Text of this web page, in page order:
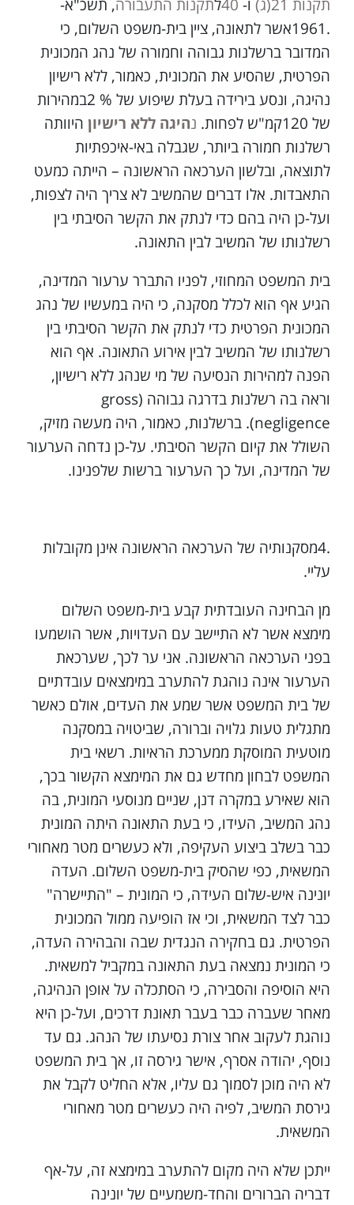
תקנות 21(ג) ו- 40לתקנות התעבורה, תשכ"א-
.1961אשר לתאונה, ציין בית-משפט השלום, כי
המדובר ברשלנות גבוהה וחמורה של נהג המכונית
הפרטית, שהסיע את המכונית, כאמור, ללא רישיון
נהיגה, ונסע בירידה בעלת שיפוע של % 2במהירות
של 120קמ"ש לפחות.
נהיגה ללא רישיון היוותה
רשלנות חמורה ביותר, שגבלה באי-איכפתיות
לתוצאה, ובלשון הערכאה הראשונה – הייתה כמעט
התאבדות. אלו דברים שהמשיב לא צריך היה לצפות,
ועל-כן היה בהם כדי לנתק את הקשר הסיבתי בין
רשלנותו של המשיב לבין התאונה.
בית המשפט המחוזי, לפניו התברר ערעור המדינה,
הגיע אף הוא לכלל מסקנה, כי היה במעשיו של נהג
המכונית הפרטית כדי לנתק את הקשר הסיבתי בין
רשלנותו של המשיב לבין אירוע התאונה. אף הוא
הפנה למהירות הנסיעה של מי שנהג ללא רישיון,
וראה בה רשלנות בדרגה גבוהה (gross
negligence). ברשלנות, כאמור, היה מעשה מזיק,
השולל את קיום הקשר הסיבתי. על-כן נדחה הערעור
של המדינה, ועל כך הערעור ברשות שלפנינו.
.4מסקנותיה של הערכאה הראשונה אינן מקובלות
עליי.
מן הבחינה העובדתית קבע בית-משפט השלום
מימצא אשר לא התיישב עם העדויות, אשר הושמעו
בפני הערכאה הראשונה. אני ער לכך, שערכאת
הערעור אינה נוהגת להתערב במימצאים עובדתיים
של בית המשפט אשר שמע את העדים, אולם כאשר
מתגלית טעות גלויה וברורה, שביטויה במסקנה
מוטעית המוסקת ממערכת הראיות. רשאי בית
המשפט לבחון מחדש גם את המימצא הקשור בכך,
הוא שאירע במקרה דנן, שניים מנוסעי המונית, בה
נהג המשיב, העידו, כי בעת התאונה היתה המונית
כבר בשלב ביצוע העקיפה, ולא כעשרים מטר מאחורי
המשאית, כפי שהסיק בית-משפט השלום. העדה
יונינה איש-שלום העידה, כי המונית – "התיישרה"
כבר לצד המשאית, וכי אז הופיעה ממול המכונית
הפרטית. גם בחקירה הנגדית שבה והבהירה העדה,
כי המונית נמצאה בעת התאונה במקביל למשאית.
היא הוסיפה והסבירה, כי הסתכלה על אופן הנהיגה,
מאחר שעברה כבר בעבר תאונת דרכים, ועל-כן היא
נוהגת לעקוב אחר צורת נסיעתו של הנהג. גם עד
נוסף, יהודה אסרף, אישר גירסה זו, אך בית המשפט
לא היה מוכן לסמוך גם עליו, אלא החליט לקבל את
גירסת המשיב, לפיה היה כעשרים מטר מאחורי
המשאית.
ייתכן שלא היה מקום להתערב במימצא זה, על-אף
דבריה הברורים והחד-משמעיים של יונינה